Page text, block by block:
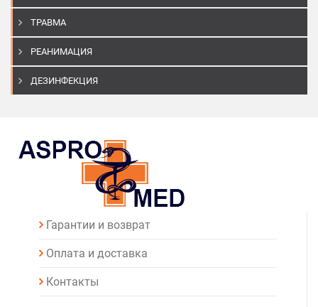
ТРАВМА
РЕАНИМАЦИЯ
ДЕЗИНФЕКЦИЯ
Гарантии и возврат
Оплата и доставка
Контакты